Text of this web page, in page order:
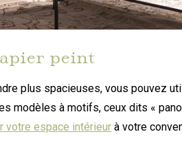
peint
plus spacieuses, vous pouvez
modèles à motifs, ceux dits «
votre espace intérieur à votre